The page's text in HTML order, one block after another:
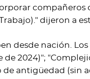
compañeros
dijeron a
desde nación.
2024)";
de antigüedad (sin